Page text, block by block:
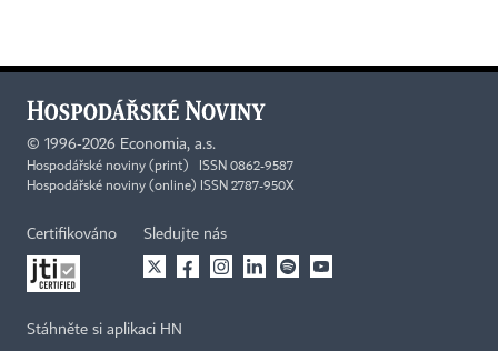
© 1996-2026 Economia, a.s.
Hospodářské noviny (print) ISSN 0862-9587
Hospodářské noviny (online) ISSN 2787-950X
Certifikováno Sledujte nás
Stáhněte si aplikaci HN